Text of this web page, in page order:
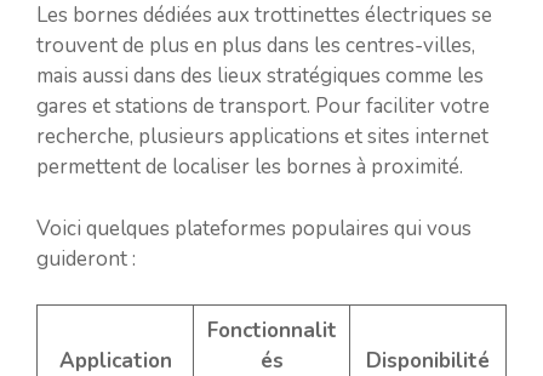
Les bornes dédiées aux trottinettes électriques se
trouvent de plus en plus dans les centres-villes,
mais aussi dans des lieux stratégiques comme les
gares et stations de transport. Pour faciliter votre
recherche, plusieurs applications et sites internet
permettent de localiser les bornes à proximité.
Voici quelques plateformes populaires qui vous
guideront :
Application
Fonctionnalit
és
Disponibilité